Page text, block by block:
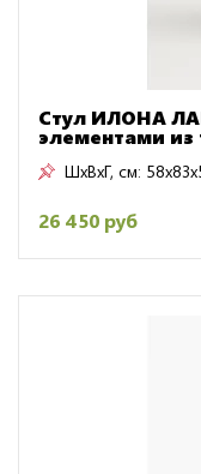
Стул ИЛОНА
элементами из
ШxВxГ, см:
26 450 руб